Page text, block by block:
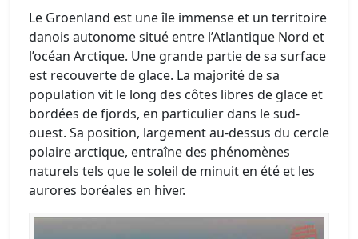
Le Groenland est une île immense et un territoire
danois autonome situé entre l’Atlantique Nord et
l’océan Arctique. Une grande partie de sa surface
est recouverte de glace. La majorité de sa
population vit le long des côtes libres de glace et
bordées de fjords, en particulier dans le sud-
ouest. Sa position, largement au-dessus du cercle
polaire arctique, entraîne des phénomènes
naturels tels que le soleil de minuit en été et les
aurores boréales en hiver.